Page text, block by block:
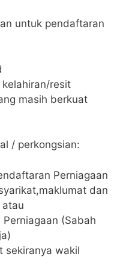
untuk pendaftaran
resit
masih berkuat
/ perkongsian:
Perniagaan
dan
atau
(Sabah
sekiranya wakil